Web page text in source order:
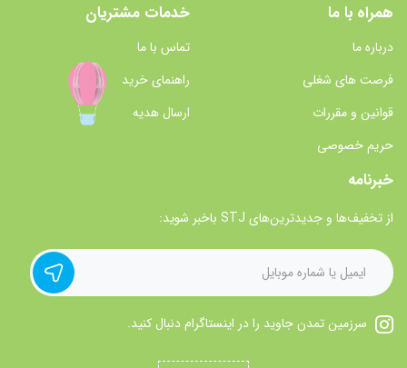
همراه با ما
درباره ما
فرصت های شغلی
قوانین و مقررات
حریم خصوصی
خدمات مشتریان
تماس با ما
راهنمای خرید
ارسال هدیه
خبرنامه
از تخفیف‌ها و جدیدترین‌های STJ باخبر شوید:
سرزمین تمدن جاوید را در اینستاگرام دنبال کنید.